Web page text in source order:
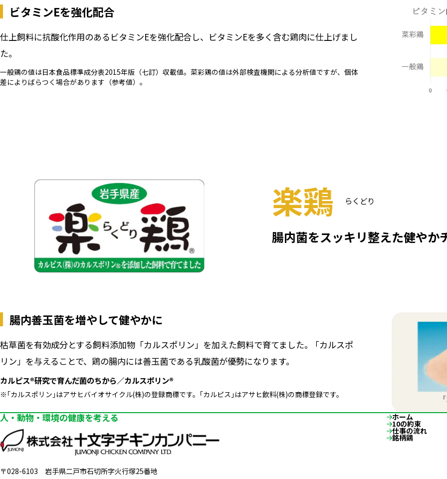
ビタミンEを強化配合
仕上飼料に抗酸化作用のあるビタミンEを強化配合し、ビタミンEを多く含む鶏肉に仕上げまし
た。
一般鶏の値は日本食品標準成分表2015年版（七訂）収載値。菜彩鶏の値は外部検査機関による分析値ですが、個体
差によりばらつく場合があります（参考値）。
楽鶏 らくどり
腸内菌をスッキリ整えた健やか
腸内善玉菌を増やして健やかに
枯草菌を有効成分とする飼料添加物「カルスポリン」を加えた飼料で育てました。 ｢カルスポ
リン」を与えることで、鶏の腸内には善玉菌である乳酸菌が優勢になります。
カルピス®研究で育んだ菌のちから／カルスポリン®
※｢カルスポリン｣はアサヒバイオサイクル(株)の登録商標です。｢カルピス｣はアサヒ飲料(株)の商標登録です。
人・動物・環境の健康を考える
〒028-6103 岩手県二戸市石切所字火行塚25番地
ホーム
10の約束
仕事の流れ
銘柄鶏